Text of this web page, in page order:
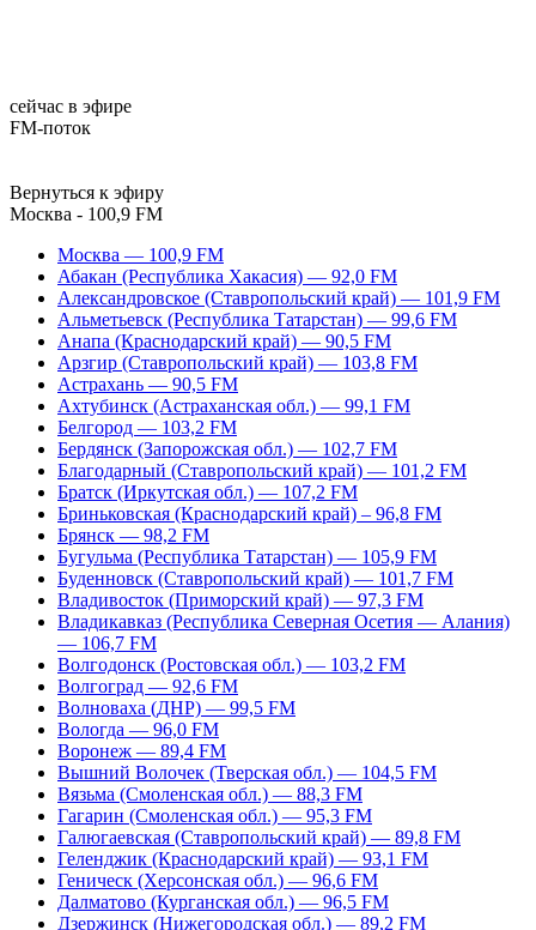
сейчас в эфире
FM-поток
Вернуться к эфиру
Москва - 100,9 FM
Москва — 100,9 FM
Абакан (Республика Хакасия) — 92,0 FM
Александровское (Ставропольский край) — 101,9 FM
Альметьевск (Республика Татарстан) — 99,6 FM
Анапа (Краснодарский край) — 90,5 FM
Арзгир (Ставропольский край) — 103,8 FM
Астрахань — 90,5 FM
Ахтубинск (Астраханская обл.) — 99,1 FM
Белгород — 103,2 FM
Бердянск (Запорожская обл.) — 102,7 FM
Благодарный (Ставропольский край) — 101,2 FM
Братск (Иркутская обл.) — 107,2 FM
Бриньковская (Краснодарский край) – 96,8 FM
Брянск — 98,2 FM
Бугульма (Республика Татарстан) — 105,9 FM
Буденновск (Ставропольский край) — 101,7 FM
Владивосток (Приморский край) — 97,3 FM
Владикавказ (Республика Северная Осетия — Алания)
— 106,7 FM
Волгодонск (Ростовская обл.) — 103,2 FM
Волгоград — 92,6 FM
Волноваха (ДНР) — 99,5 FM
Вологда — 96,0 FM
Воронеж — 89,4 FM
Вышний Волочек (Тверская обл.) — 104,5 FM
Вязьма (Смоленская обл.) — 88,3 FM
Гагарин (Смоленская обл.) — 95,3 FM
Галюгаевская (Ставропольский край) — 89,8 FM
Геленджик (Краснодарский край) — 93,1 FM
Геническ (Херсонская обл.) — 96,6 FM
Далматово (Курганская обл.) — 96,5 FM
Дзержинск (Нижегородская обл.) — 89,2 FM